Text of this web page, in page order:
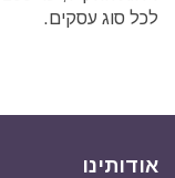
לכל סוג עסקים.
אודותינו